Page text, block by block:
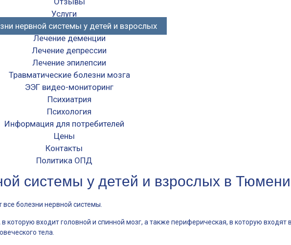
Услуги
нервной системы у детей и взрослых
Лечение деменции
Лечение депрессии
Лечение эпилепсии
Травматические болезни мозга
ЭЭГ видео-мониторинг
Психиатрия
Психология
Информация для потребителей
Цены
Контакты
Политика ОПД
системы у детей и взрослых в Тюмени
болезни нервной системы.
которую входит головной и спинной мозг, а также периферическая, в которую входят
тела.